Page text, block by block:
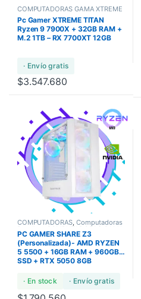
COMPUTADORAS GAMA XTREME
Pc Gamer XTREME TITAN
Ryzen 9 7900X + 32GB RAM +
M.2 1TB – RX 7700XT 12GB
· Envío gratis
$3.547.680
COMPUTADORAS,Computadoras
COMPUTADORAS GAMA
ULTRA
PC GAMER SHARE Z3
(Personalizada)- AMD RYZEN
5 5500 + 16GB RAM + 960GB
SSD + RTX 5050 8GB
· En stock · Envío gratis